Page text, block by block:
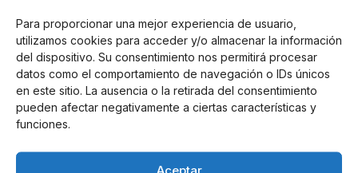
Para proporcionar una mejor experiencia de usuario,
utilizamos cookies para acceder y/o almacenar la información
del dispositivo. Su consentimiento nos permitirá procesar
datos como el comportamiento de navegación o IDs únicos
en este sitio. La ausencia o la retirada del consentimiento
pueden afectar negativamente a ciertas características y
funciones.
Aceptar
AUTOR
Stephy